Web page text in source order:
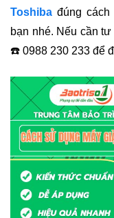
Toshiba đúng
bạn nhé. Nếu cần
☎️ 0988 230 233 để